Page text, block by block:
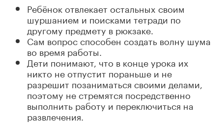
Ребёнок отвлекает остальных своим
шуршанием и поисками тетради по
другому предмету в рюкзаке.
Сам вопрос способен создать волну шума
во время работы.
Дети понимают, что в конце урока их
никто не отпустит пораньше и не
разрешит позаниматься своими делами,
поэтому не стремятся посредственно
выполнить работу и переключиться на
развлечения.